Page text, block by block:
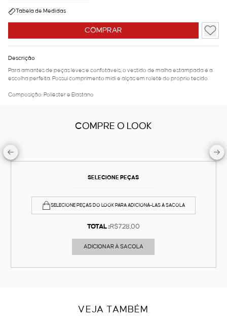
COMPRAR
Tabela de Medidas
Descrição
Para amantes de peças leves e confotáveis, o vestido de malha estampada é a
escolha perfeita. Possui comprimento midi e alças em roletê do próprio tecido.
Composição: Poliéster e Elastano
COMPRE O LOOK
SELECIONE PEÇAS
SELECIONE PEÇAS DO LOOK PARA ADICIONÁ-LAS À SACOLA
TOTAL :R$728,00
ADICIONAR À SACOLA
VEJA TAMBÉM